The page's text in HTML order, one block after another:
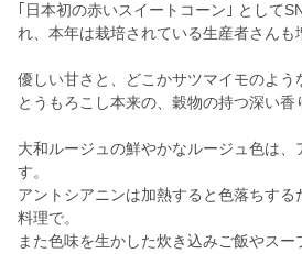
｢日本初の赤いスイートコーン｣ として
れ、本年は栽培されている生産者さんも
優しい甘さと、どこかサツマイモのよう
とうもろこし本来の、穀物の持つ深い香
大和ルージュの鮮やかなルージュ色は
す。
アントシアニンは加熱すると色落ちする
料理で。
また色味を生かした炊き込みご飯やス